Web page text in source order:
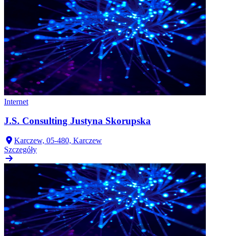
Internet
J.S. Consulting Justyna Skorupska
Karczew, 05-480, Karczew
Szczegóły